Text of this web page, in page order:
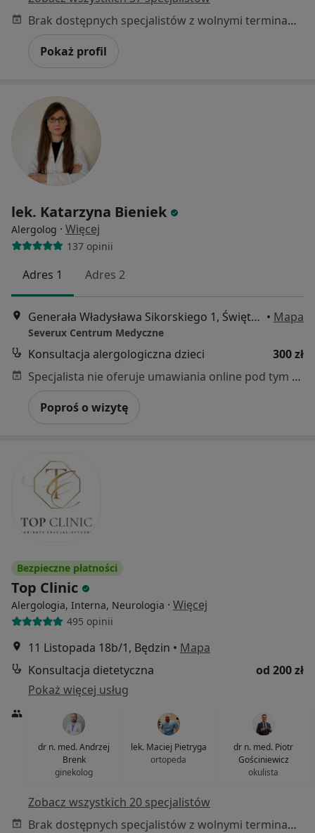
Brak dostępnych specjalistów z wolnymi terminami w tym centrum medycznym.
Pokaż profil
lek. Katarzyna Bieniek
Alergolog · Więcej
137 opinii
Adres 1 Adres 2
Generała Władysława Sikorskiego 1, Świętochłowice • Mapa
Severux Centrum Medyczne
Konsultacja alergologiczna dzieci
300 zł
Specjalista nie oferuje umawiania online pod tym adresem.
Poproś o wizytę
Bezpieczne płatności
Top Clinic
Alergologia, Interna, Neurologia · Więcej
495 opinii
11 Listopada 18b/1, Będzin • Mapa
Konsultacja dietetyczna
od 200 zł
Pokaż więcej usług
dr n. med. Andrzej
Brenk
ginekolog
lek. Maciej Pietryga
ortopeda
dr n. med. Piotr
Gościniewicz
okulista
Zobacz wszystkich 20 specjalistów
Brak dostępnych specjalistów z wolnymi terminami w tym centrum medycznym.